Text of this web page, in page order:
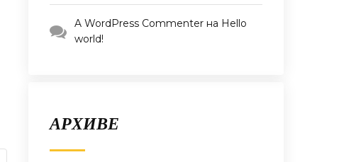
A WordPress Commenter на Hello
world!
АРХИВЕ